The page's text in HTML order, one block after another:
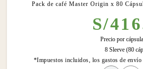
Pack de café Master Origin x 80
S/416
8 Sleeve (80
Precio por
*Impuestos incluidos, los gastos de envío